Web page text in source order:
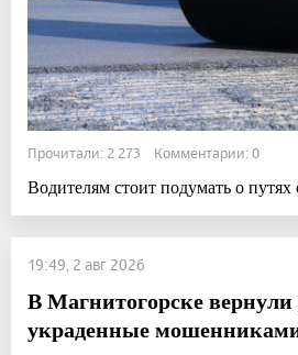
Прочитали: 2 273 Комментарии: 0
Водителям стоит подумать о путях
19:49, 2 авг 2026
В Магнитогорске вернули
украденные